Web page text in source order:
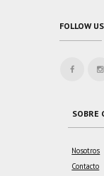
FOLLOW US
SOBRE
Nosotros
Contacto